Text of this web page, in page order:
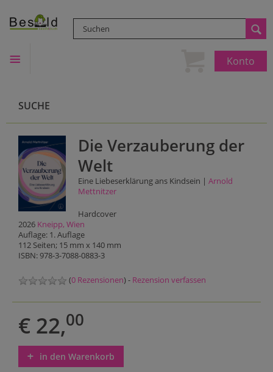
Konto
SUCHE
Die Verzauberung der
Welt
Eine Liebeserklärung ans Kindsein | Arnold
Mettnitzer
Hardcover
2026 Kneipp, Wien
Auflage: 1. Auflage
112 Seiten; 15 mm x 140 mm
ISBN: 978-3-7088-0883-3
(0 Rezensionen) - Rezension verfassen
€ 22,00
in den Warenkorb